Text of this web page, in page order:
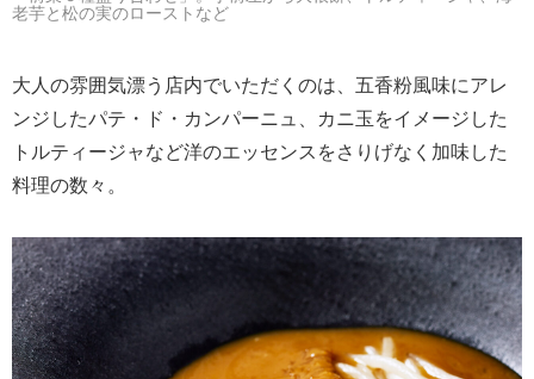
老芋と松の実のローストなど
大人の雰囲気漂う店内でいただくのは、五香粉風味にアレ
ンジしたパテ・ド・カンパーニュ、カニ玉をイメージした
トルティージャなど洋のエッセンスをさりげなく加味した
料理の数々。